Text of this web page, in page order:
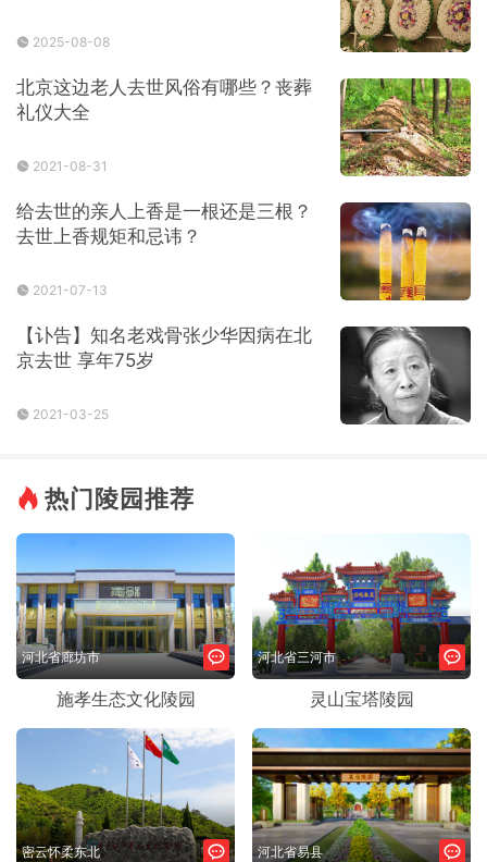
2025-08-08
北京这边老人去世风俗有哪些？丧葬
礼仪大全
2021-08-31
给去世的亲人上香是一根还是三根？
去世上香规矩和忌讳？
2021-07-13
【讣告】知名老戏骨张少华因病在北
京去世 享年75岁
2021-03-25
热门陵园推荐
河北省廊坊市
施孝生态文化陵园
河北省三河市
灵山宝塔陵园
密云怀柔东北 河北省易县